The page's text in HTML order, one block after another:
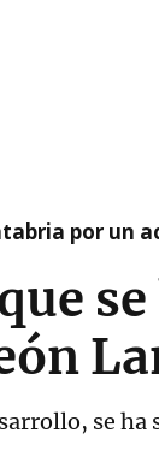
por un
se